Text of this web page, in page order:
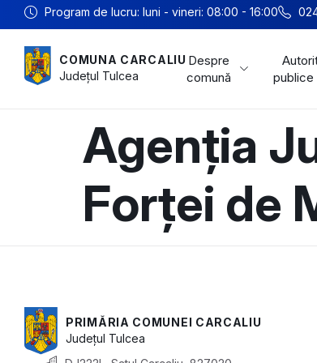
Program de lucru: luni - vineri: 08:00 - 16:00
COMUNA CARCALIU
Județul Tulcea
Despre
comună
publice
Agenția
Forței de
PRIMĂRIA COMUNEI CARCALIU
Județul Tulcea